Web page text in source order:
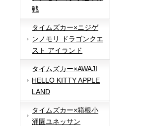
戦
タイムズカー×ニジゲ
ンノモリ ドラゴンクエ
スト アイランド
タイムズカー×AWAJI
HELLO KITTY APPLE
LAND
タイムズカー×箱根小
涌園ユネッサン